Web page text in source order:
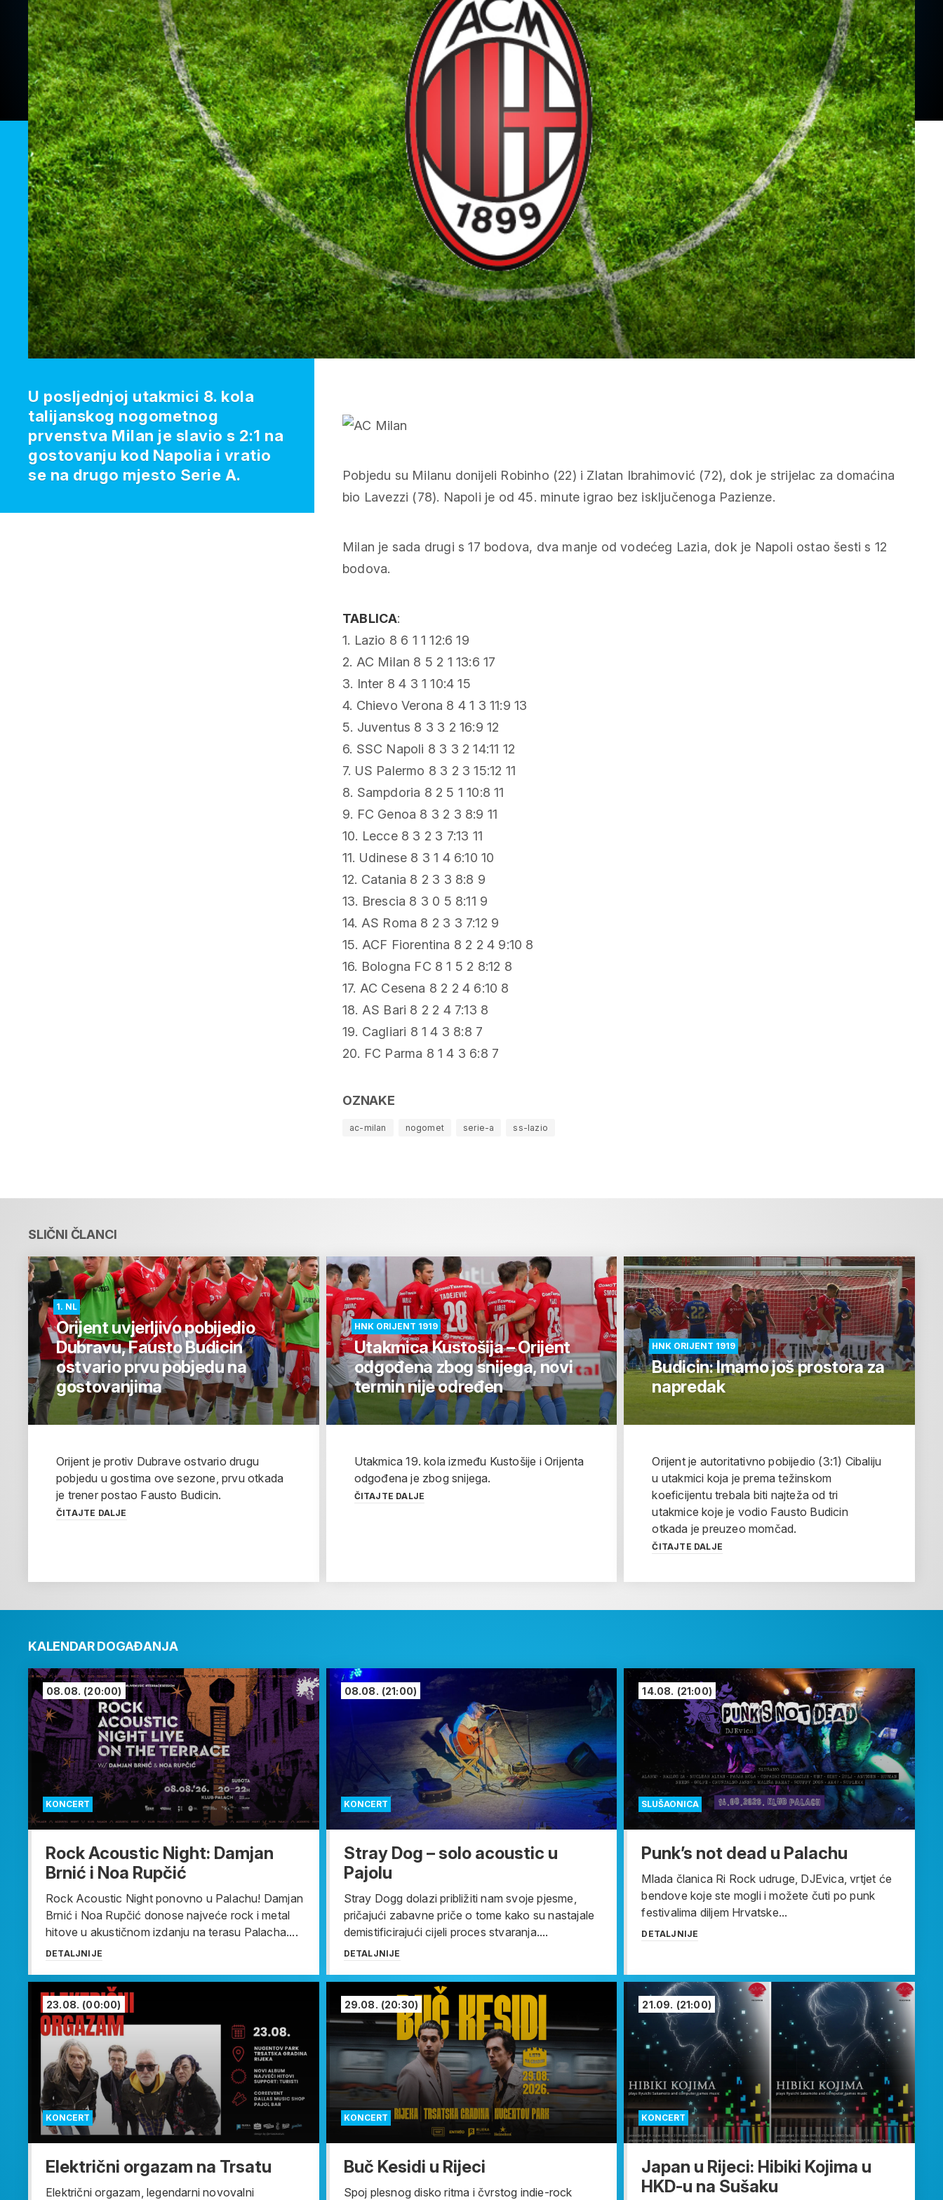
Pobjedu su Milanu donijeli Robinho (22) i Zlatan Ibrahimović (72), dok je strijelac za domaćina
bio Lavezzi (78). Napoli je od 45. minute igrao bez isključenoga Pazienze.
Milan je sada drugi s 17 bodova, dva manje od vodećeg Lazia, dok je Napoli ostao šesti s 12
bodova.
TABLICA:
1. Lazio 8 6 1 1 12:6 19
2. AC Milan 8 5 2 1 13:6 17
3. Inter 8 4 3 1 10:4 15
4. Chievo Verona 8 4 1 3 11:9 13
5. Juventus 8 3 3 2 16:9 12
6. SSC Napoli 8 3 3 2 14:11 12
7. US Palermo 8 3 2 3 15:12 11
8. Sampdoria 8 2 5 1 10:8 11
9. FC Genoa 8 3 2 3 8:9 11
10. Lecce 8 3 2 3 7:13 11
11. Udinese 8 3 1 4 6:10 10
12. Catania 8 2 3 3 8:8 9
13. Brescia 8 3 0 5 8:11 9
14. AS Roma 8 2 3 3 7:12 9
15. ACF Fiorentina 8 2 2 4 9:10 8
16. Bologna FC 8 1 5 2 8:12 8
17. AC Cesena 8 2 2 4 6:10 8
18. AS Bari 8 2 2 4 7:13 8
19. Cagliari 8 1 4 3 8:8 7
20. FC Parma 8 1 4 3 6:8 7
OZNAKE
ac-milan nogomet serie-a ss-lazio
U posljednjoj utakmici 8. kola
talijanskog nogometnog
prvenstva Milan je slavio s 2:1 na
gostovanju kod Napolia i vratio
se na drugo mjesto Serie A.
SLIČNI ČLANCI
1. NL
Orijent uvjerljivo pobijedio
Dubravu, Fausto Budicin
ostvario prvu pobjedu na
gostovanjima
Orijent je protiv Dubrave ostvario drugu
pobjedu u gostima ove sezone, prvu otkada
je trener postao Fausto Budicin.
ČITAJTE DALJE
HNK ORIJENT 1919
Utakmica Kustošija – Orijent
odgođena zbog snijega, novi
termin nije određen
Utakmica 19. kola između Kustošije i Orijenta
odgođena je zbog snijega.
ČITAJTE DALJE
HNK ORIJENT 1919
Budicin: Imamo još prostora za
napredak
Orijent je autoritativno pobijedio (3:1) Cibaliju
u utakmici koja je prema težinskom
koeficijentu trebala biti najteža od tri
utakmice koje je vodio Fausto Budicin
otkada je preuzeo momčad.
ČITAJTE DALJE
KALENDAR DOGAĐANJA
KONCERT
08.08. (20:00)
Rock Acoustic Night: Damjan
Brnić i Noa Rupčić
Rock Acoustic Night ponovno u Palachu! Damjan
Brnić i Noa Rupčić donose najveće rock i metal
hitove u akustičnom izdanju na terasu Palacha....
DETALJNIJE
KONCERT
08.08. (21:00)
Stray Dog – solo acoustic u
Pajolu
Stray Dogg dolazi približiti nam svoje pjesme,
pričajući zabavne priče o tome kako su nastajale
demistificirajući cijeli proces stvaranja....
DETALJNIJE
SLUŠAONICA
14.08. (21:00)
Punk’s not dead u Palachu
Mlada članica Ri Rock udruge, DJEvica, vrtjet će
bendove koje ste mogli i možete čuti po punk
festivalima diljem Hrvatske...
DETALJNIJE
KONCERT
23.08. (00:00)
Električni orgazam na Trsatu
Električni orgazam, legendarni novovalni
KONCERT
29.08. (20:30)
Buč Kesidi u Rijeci
Spoj plesnog disko ritma i čvrstog indie-rock
KONCERT
21.09. (21:00)
Japan u Rijeci: Hibiki Kojima u
HKD-u na Sušaku